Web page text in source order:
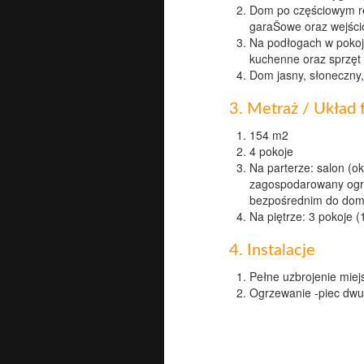
Dom po częściowym
garaŜowe oraz
Na podłogach w
kuchenne oraz
Dom jasny,
3. Metraż / Układ
154 m2
4 pokoje
Na parterze: salon
zagospodarowany
bezpośrednim do
Na piętrze: 3 pokoje
4. Instalacje
Pełne uzbrojenie
Ogrzewanie -piec